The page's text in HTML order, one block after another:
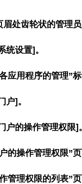
眉处齿轮状的管理员
统设置]。
应用程序的管理”标
户]。
户的操作管理权限]。
的操作管理权限”
管理权限的列表”